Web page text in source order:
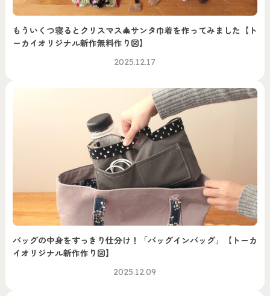
もういくつ寝るとクリスマス🎄サンタ巾着を作ってみました【ト
ーカイオリジナル新作無料作り図】
2025.12.17
バッグの中身をすっきり仕分け！「バッグインバッグ」【トーカ
イオリジナル新作作り図】
2025.12.09